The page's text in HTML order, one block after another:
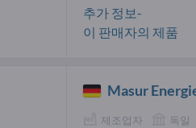
추가 정보-
이 판매자의 제품
Masur
제조업자 독일